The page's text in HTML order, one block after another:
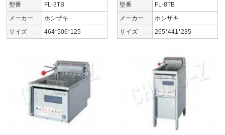
型番
FL-3TB
メーカー
ホシザキ
サイズ
464*506*125
型番
FL-8TB
メーカー
ホシザキ
サイズ
265*441*235